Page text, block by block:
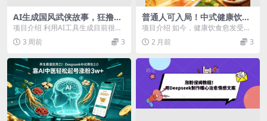
AI生成国风武侠故事，狂撸分
成视频收益，轻松日入1000+
【可多平台分发】！
项目介绍 利用AI工具生成目前很火
的武侠/玄幻类的视频，生成的视频
国风精美，原创...
3 周前 3
普通人可入局！中式健康饮食
定制赛道，AI 十分钟做爆款，
变现超给力
项目介绍 如今，健康饮食愈发受到
大众关注，中式健康饮食定制赛道
顺势爆火。人们不再...
2 月前 3